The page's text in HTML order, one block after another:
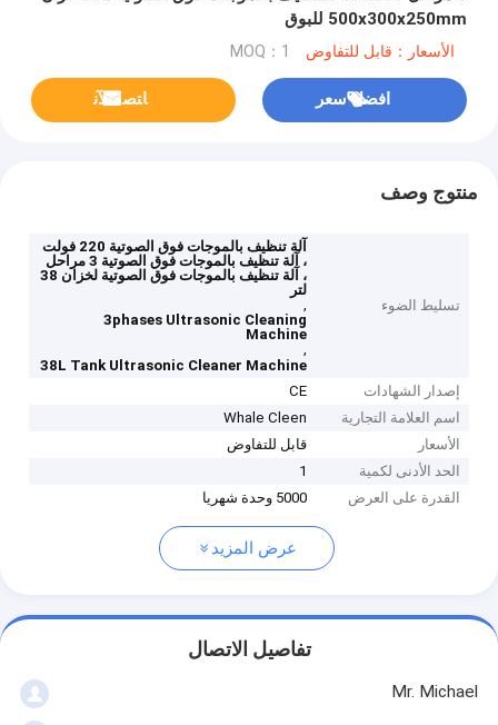
500x300x250mm للبوق
الأسعار：قابل للتفاوض MOQ：1
افضل سعر ﺎﺘﺼﻟ ﺍﻶﻧ
منتوج وصف
تسليط الضوء
آلة تنظيف بالموجات فوق الصوتية 220 فولت
، آلة تنظيف بالموجات فوق الصوتية 3 مراحل
، آلة تنظيف بالموجات فوق الصوتية لخزان 38
لتر
,
3phases Ultrasonic Cleaning
Machine
,
38L Tank Ultrasonic Cleaner Machine
إصدار الشهادات
CE
اسم العلامة التجارية
Whale Cleen
الأسعار
قابل للتفاوض
الحد الأدنى لكمية
1
القدرة على العرض
5000 وحدة شهريا
عرض المزيد
تفاصيل الاتصال
Mr. Michael